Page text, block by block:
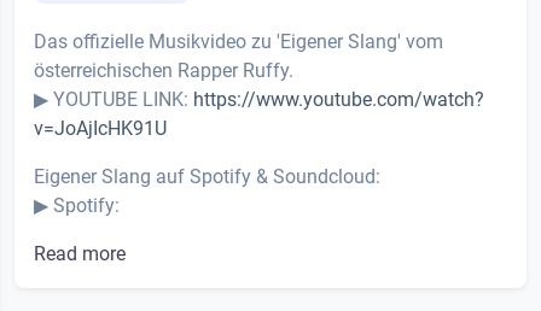
Das offizielle Musikvideo zu 'Eigener Slang' vom
österreichischen Rapper Ruffy.
▶ YOUTUBE LINK: https://www.youtube.com/watch?
v=JoAjIcHK91U
Eigener Slang auf Spotify & Soundcloud:
▶ Spotify:
Read more